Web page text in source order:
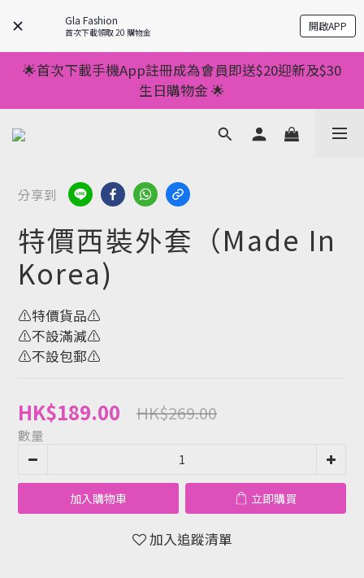
Gla Fashion
首次下載領取 20 購物金 開啟APP
💥正價服裝滿減優惠💥 ✅一件起包順豐 ✅第二件起減
$20 ✅第三件減$40    如此類推⬆不設上限
💥正價服裝滿減優惠💥 ✅一件起包順豐 ✅第二件起減
$20 ✅第三件減$40    如此類推⬆不設上限
🌟首次下載手機App註冊成為會員即送$20迎新及$30
生日購物金 🌟
🌟手機App消費儲積分當購物金用🌟消費1元有1分 🌟
累積滿100分可當1元使用🌟
💥正價服裝滿減優惠💥 ✅一件起包順豐 ✅第二件起減
$20 ✅第三件減$40    如此類推⬆不設上限
分享到
特價西裝外套（Made In
Korea)
⚠️特價貨品⚠️
⚠️不設滿減⚠️
⚠️不設包郵⚠️
HK$189.00 HK$269.00
數量
加入購物車 立即購買
加入追蹤清單